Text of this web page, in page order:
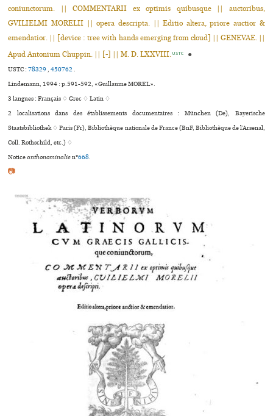
coniunctorum. || COMMENTARII ex optimis quibusque || auctoribus,
GVILIELMI MORELII || opera descripta. || Editio altera, priore auctior &
emendatior. || [device : tree with hands emerging from cloud] || GENEVAE. ||
Apud Antonium Chuppin. || [-] || M. D. LXXVIII. USTC ●
USTC :78329,450762.
Lindemann, 1994 : p.591-592, «Guillaume MOREL».
3 langues :Français ♢Grec ♢Latin ♢
2 localisations dans des établissements documentaires : München (De), Bayerische
Staatsbibliothek ♢ Paris (Fr), Bibliothèque nationale de France (BnF, Bibliothèque de l’Arsenal,
Coll. Rothschild, etc.) ♢
Noticeanthonominalien°668.
📷